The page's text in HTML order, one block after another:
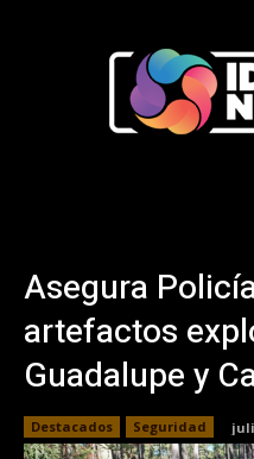
Asegura
artefactos
Guadalupe y
Destacados Seguridad